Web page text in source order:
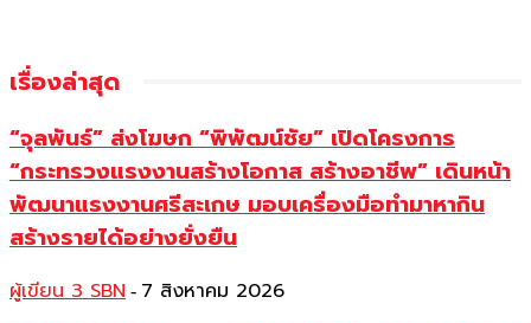
เรื่องล่าสุด
“จุลพันธ์” ส่งโฆษก “พิพัฒน์ชัย” เปิดโครงการ
“กระทรวงแรงงานสร้างโอกาส สร้างอาชีพ” เดินหน้า
พัฒนาแรงงานศรีสะเกษ มอบเครื่องมือทำมาหากิน
สร้างรายได้อย่างยั่งยืน
ผู้เขียน 3 SBN - 7 สิงหาคม 2026